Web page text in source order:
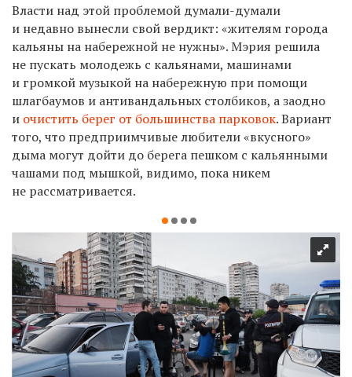
Власти над этой проблемой думали-думали
и недавно вынесли свой вердикт: «жителям города
кальяны на набережной не нужны». Мэрия решила
не пускать молодежь с кальянами, машинами
и громкой музыкой на набережную при помощи
шлагбаумов и антивандальных столбиков, а заодно
и очистить берег от большинства парковок. Вариант
того, что предприимчивые любители «вкусного»
дыма могут дойти до берега пешком с кальянными
чашами под мышкой, видимо, пока никем
не рассматривается.